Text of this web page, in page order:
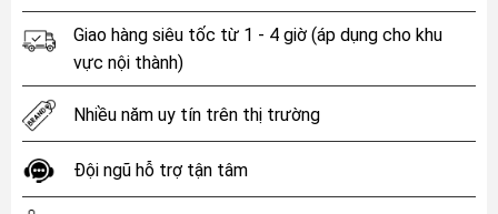
Giao hàng siêu tốc từ 1 - 4 giờ (áp dụng cho khu
vực nội thành)
Nhiều năm uy tín trên thị trường
Đội ngũ hỗ trợ tận tâm